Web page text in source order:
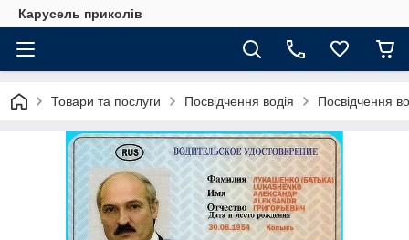
Карусель приколів
Товари та послуги Посвідчення водія Посвідчення